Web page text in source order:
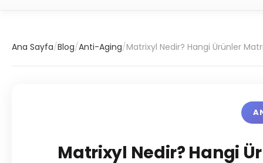
Ana Sayfa/Blog/Anti-Aging/Matrixyl Nedir? Hangi Ürünler
Matrixyl Nedir? Hangi